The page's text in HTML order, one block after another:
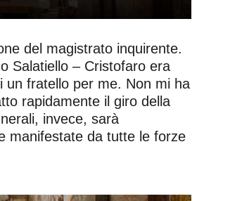
del magistrato inquirente.
Salatiello – Cristofaro era
un fratello per me. Non mi ha
rapidamente il giro della
invece, sarà
manifestate da tutte le forze